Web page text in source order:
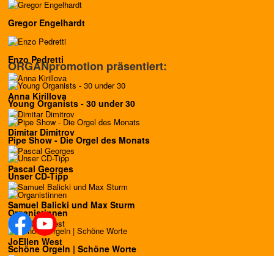
Gregor Engelhardt
Enzo Pedretti
Anna Kirillova
Dimitar Dimitrov
Pascal Georges
Samuel Balicki und Max Sturm
JoEllen West
ORGANpromotion präsentiert:
Young Organists - 30 under 30
Pipe Show - Die Orgel des Monats
Unser CD-Tipp
Organistinnen
Schöne Orgeln | Schöne Worte